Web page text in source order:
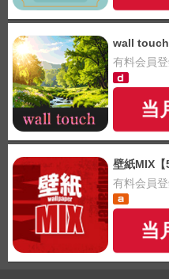
wall touch
有料会員
当
壁紙MIX【
有料会員
当